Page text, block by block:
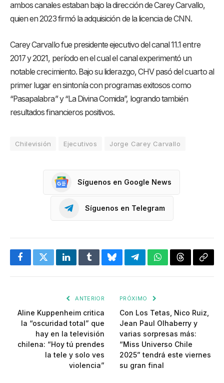
ambos canales estaban bajo la dirección de Carey Carvallo,
quien en 2023 firmó la adquisición de la licencia de CNN.
Carey Carvallo fue presidente ejecutivo del canal 11.1 entre
2017 y 2021, período en el cual el canal experimentó un
notable crecimiento. Bajo su liderazgo, CHV pasó del cuarto al
primer lugar en sintonía con programas exitosos como
“Pasapalabra” y “La Divina Comida”, logrando también
resultados financieros positivos.
Chilevisión Ejecutivos Jorge Carey Carvallo
Síguenos en Google News
Síguenos en Telegram
FacebookTwitterLinkedInTumblrBlueskyTelegramWhatsApp
Threads
ANTERIOR
Aline Kuppenheim critica
la “oscuridad total” que
hay en la televisión
chilena: “Hoy tú prendes
la tele y solo ves
violencia”
PRÓXIMO
Con Los Tetas, Nico Ruiz,
Jean Paul Olhaberry y
varias sorpresas más:
“Miss Universo Chile
2025” tendrá este viernes
su gran final